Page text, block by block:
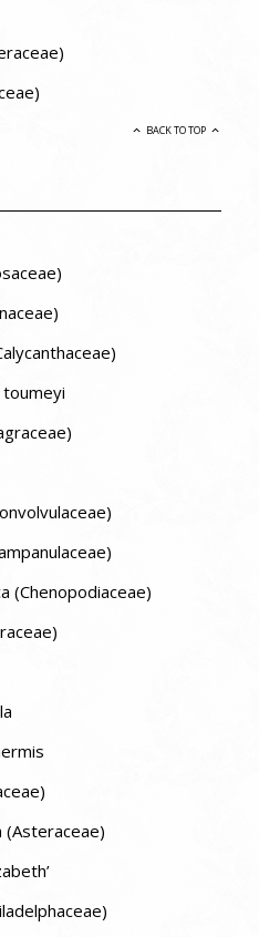
BACK TO TOP
(Chenopodiaceae)
(Asteraceae)